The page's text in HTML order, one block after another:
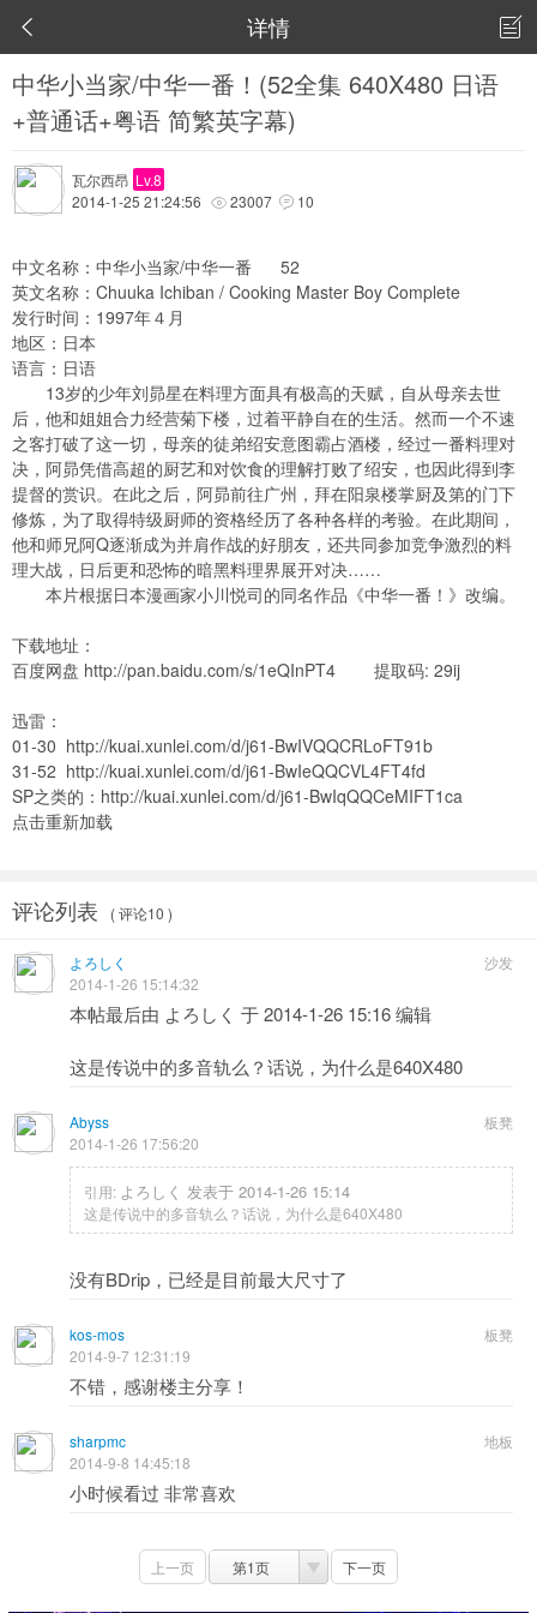
 详情 
中华小当家/中华一番！(52全集 640X480 日语
+普通话+粤语 简繁英字幕)
瓦尔西昂 Lv.8
2014-1-25 21:24:56
 23007  10
中文名称：中华小当家/中华一番 52
英文名称：Chuuka Ichiban / Cooking Master Boy Complete
发行时间：1997年４月
地区：日本
语言：日语
13岁的少年刘昴星在料理方面具有极高的天赋，自从母亲去世
后，他和姐姐合力经营菊下楼，过着平静自在的生活。然而一个不速
之客打破了这一切，母亲的徒弟绍安意图霸占酒楼，经过一番料理对
决，阿昴凭借高超的厨艺和对饮食的理解打败了绍安，也因此得到李
提督的赏识。在此之后，阿昴前往广州，拜在阳泉楼掌厨及第的门下
修炼，为了取得特级厨师的资格经历了各种各样的考验。在此期间，
他和师兄阿Q逐渐成为并肩作战的好朋友，还共同参加竞争激烈的料
理大战，日后更和恐怖的暗黑料理界展开对决……
本片根据日本漫画家小川悦司的同名作品《中华一番！》改编。
下载地址：
百度网盘 http://pan.baidu.com/s/1eQInPT4 提取码: 29ij
迅雷：
01-30 http://kuai.xunlei.com/d/j61-BwIVQQCRLoFT91b
31-52 http://kuai.xunlei.com/d/j61-BwIeQQCVL4FT4fd
SP之类的： http://kuai.xunlei.com/d/j61-BwIqQQCeMIFT1ca
点击重新加载
评论列表 ( 评论10 )
沙发
よろしく
2014-1-26 15:14:32
本帖最后由 よろしく 于 2014-1-26 15:16 编辑
这是传说中的多音轨么？话说，为什么是640X480
板凳
Abyss
2014-1-26 17:56:20
引用: よろしく 发表于 2014-1-26 15:14
这是传说中的多音轨么？话说，为什么是640X480
没有BDrip，已经是目前最大尺寸了
板凳
kos-mos
2014-9-7 12:31:19
不错，感谢楼主分享！
地板
sharpmc
2014-9-8 14:45:18
小时候看过 非常喜欢
上一页 第1页 下一页